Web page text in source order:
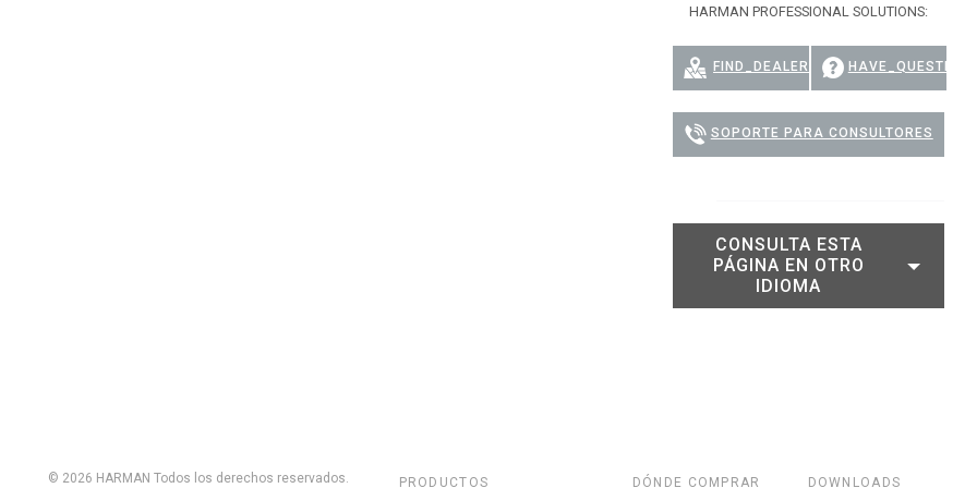
HARMAN PROFESSIONAL SOLUTIONS:
FIND_DEALER HAVE_QUESTION
SOPORTE PARA CONSULTORES
CONSULTA ESTA
PÁGINA EN OTRO
IDIOMA
PRODUCTOS DÓNDE COMPRAR DOWNLOADS
© 2026 HARMAN Todos los derechos reservados.